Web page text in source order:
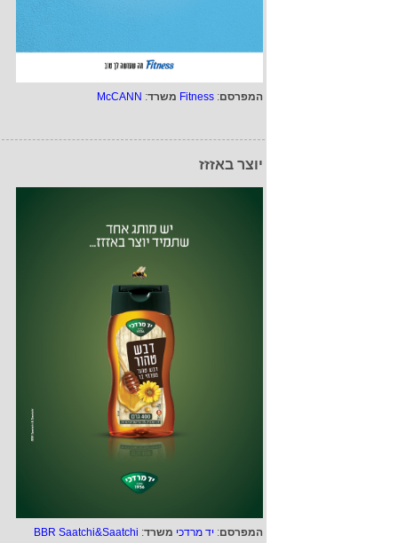
המפרסם:
Fitness משרד:
McCANN
יוצר באזזז
המפרסם: יד מרדכי משרד:
BBR Saatchi&Saatchi